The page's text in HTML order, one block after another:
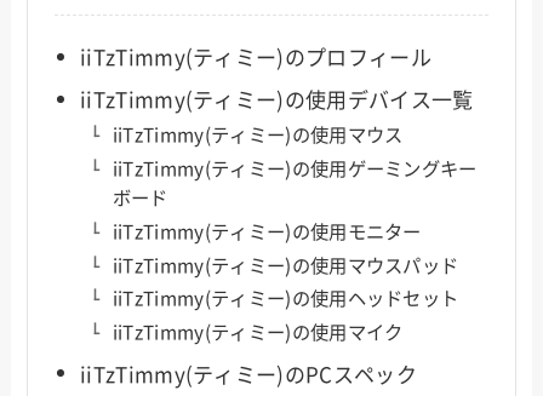
iiTzTimmy(ティミー)のプロフィール
iiTzTimmy(ティミー)の使用デバイス一覧
iiTzTimmy(ティミー)の使用マウス
iiTzTimmy(ティミー)の使用ゲーミングキー
ボード
iiTzTimmy(ティミー)の使用モニター
iiTzTimmy(ティミー)の使用マウスパッド
iiTzTimmy(ティミー)の使用ヘッドセット
iiTzTimmy(ティミー)の使用マイク
iiTzTimmy(ティミー)のPCスペック